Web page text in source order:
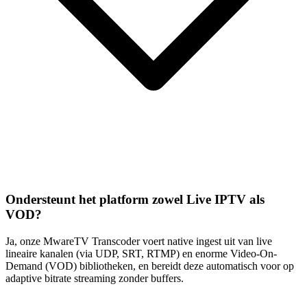
Ondersteunt het platform zowel Live IPTV als
VOD?
Ja, onze MwareTV Transcoder voert native ingest uit van live
lineaire kanalen (via UDP, SRT, RTMP) en enorme Video-On-
Demand (VOD) bibliotheken, en bereidt deze automatisch voor op
adaptive bitrate streaming zonder buffers.